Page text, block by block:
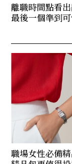
離職時間點看
最後一個準到
職場女性必備